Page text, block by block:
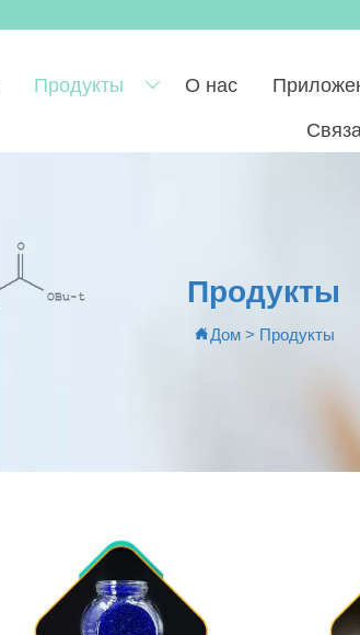
Продукты  О нас
Продукты
Дом> Продукты